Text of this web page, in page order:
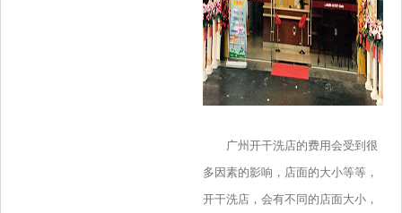
广州开干洗店的费用会受到很
多因素的影响，店面的大小等等，
开干洗店，会有不同的店面大小，